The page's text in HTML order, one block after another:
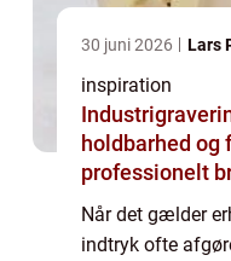
30 juni 2026 Lars
inspiration
Industrigravering
holdbarhed og
professionelt
Når det gælder
indtryk ofte